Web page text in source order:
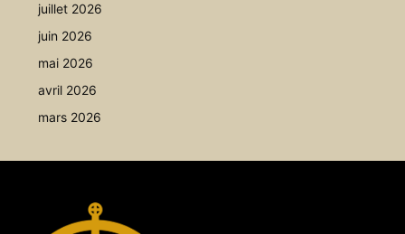
juillet 2026
juin 2026
mai 2026
avril 2026
mars 2026